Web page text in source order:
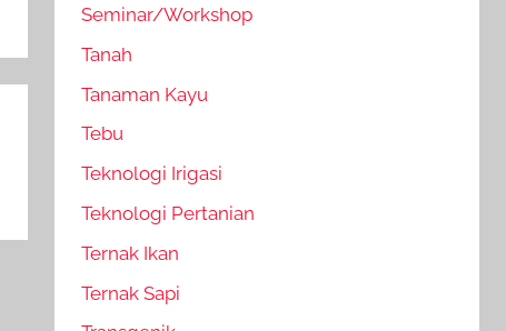
Seminar/Workshop
Tanah
Tanaman Kayu
Tebu
Teknologi Irigasi
Teknologi Pertanian
Ternak Ikan
Ternak Sapi